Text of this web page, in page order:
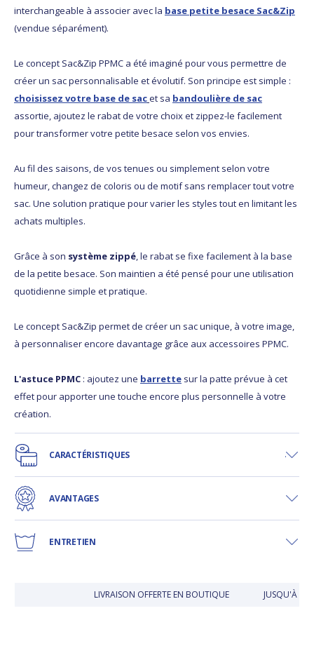
interchangeable à associer avec la base petite besace Sac&Zip
(vendue séparément).
Le concept Sac&Zip PPMC a été imaginé pour vous permettre de
créer un sac personnalisable et évolutif. Son principe est simple :
choisissez votre base de sacet sa bandoulière de sac
assortie, ajoutez le rabat de votre choix et zippez-le facilement
pour transformer votre petite besace selon vos envies.
Au fil des saisons, de vos tenues ou simplement selon votre
humeur, changez de coloris ou de motif sans remplacer tout votre
sac. Une solution pratique pour varier les styles tout en limitant les
achats multiples.
Grâce à son système zippé, le rabat se fixe facilement à la base
de la petite besace. Son maintien a été pensé pour une utilisation
quotidienne simple et pratique.
Le concept Sac&Zip permet de créer un sac unique, à votre image,
à personnaliser encore davantage grâce aux accessoires PPMC.
L'astuce PPMC : ajoutez une barrette sur la patte prévue à cet
effet pour apporter une touche encore plus personnelle à votre
création.
CARACTÉRISTIQUES
AVANTAGES
ENTRETIEN
LIVRAISON OFFERTE EN BOUTIQUE JUSQU'À 30